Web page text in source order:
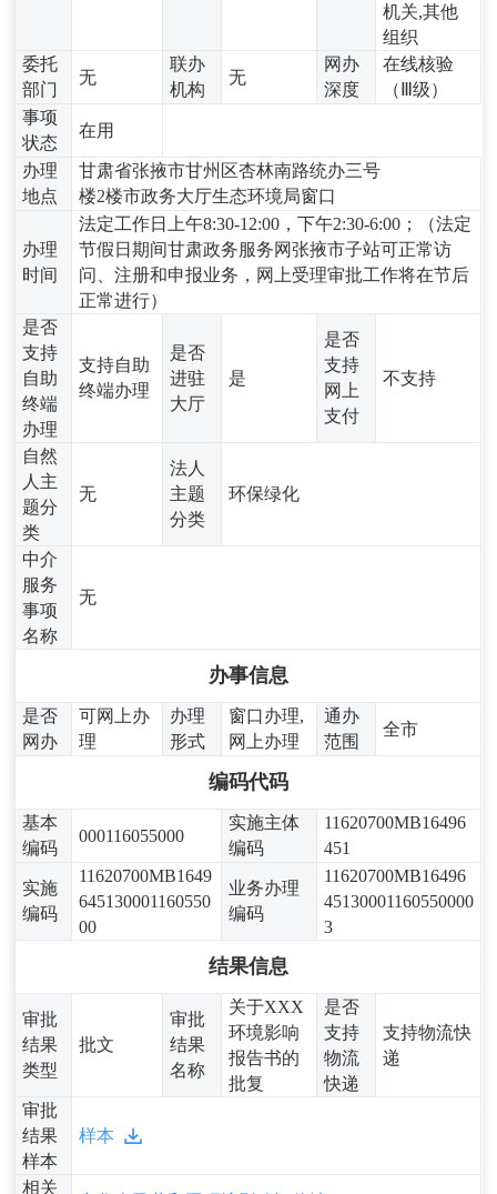
机关,其他
组织
委托
部门
无
联办
机构
无
网办
深度
在线核验
（Ⅲ级）
事项
状态
在用
办理
地点
甘肃省张掖市甘州区杏林南路统办三号
楼2楼市政务大厅生态环境局窗口
办理
时间
法定工作日上午8:30-12:00，下午2:30-6:00；（法定
节假日期间甘肃政务服务网张掖市子站可正常访
问、注册和申报业务，网上受理审批工作将在节后
正常进行）
是否
支持
自助
终端
办理
支持自助
终端办理
是否
进驻
大厅
是
是否
支持
网上
支付
不支持
自然
人主
题分
类
无
法人
主题
分类
环保绿化
中介
服务
事项
名称
无
办事信息
是否
网办
可网上办
理
办理
形式
窗口办理,
网上办理
通办
范围
全市
编码代码
基本
编码
000116055000
实施主体
编码
11620700MB16496
451
实施
编码
11620700MB1649
645130001160550
00
业务办理
编码
11620700MB16496
45130001160550000
3
结果信息
审批
结果
类型
批文
审批
结果
名称
关于XXX
环境影响
报告书的
批复
是否
支持
物流
快递
支持物流快
递
审批
结果
样本
样本
相关